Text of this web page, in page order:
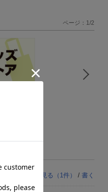
ページ：1/2
レビューを見る（ 1 件） / 書く